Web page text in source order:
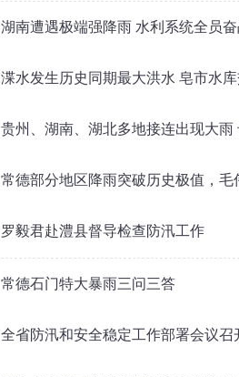
湖南遭遇极端强降雨 水利系统全员
渫水发生历史同期最大洪水 皂市水
贵州、湖南、湖北多地接连出现大雨
常德部分地区降雨突破历史极值，毛
罗毅君赴澧县督导检查防汛工作
常德石门特大暴雨三问三答
全省防汛和安全稳定工作部署会议召